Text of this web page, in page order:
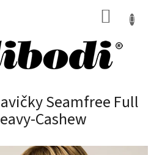
Seamfree Full
Cashew